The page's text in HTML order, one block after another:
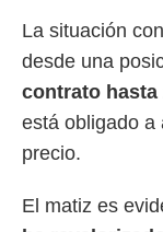
La situación
desde una
contrato hasta
está obligado a
precio.
El matiz es